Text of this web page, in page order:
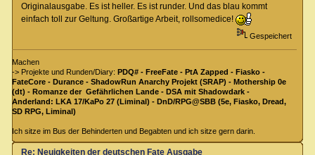
Originalausgabe. Es ist heller. Es ist runder. Und das blau kommt
einfach toll zur Geltung. Großartige Arbeit, rollsomedice!
Gespeichert
Machen
-> Projekte und Runden/Diary: PDQ# - FreeFate - PtA Zapped - Fiasko -
FateCore - Durance - ShadowRun Anarchy Projekt (SRAP) - Mothership 0e
(dt) - Romanze der Gefährlichen Lande - DSA mit Shadowdark -
Anderland: LKA 17/KaPo 27 (Liminal) - DnD/RPG@SBB (5e, Fiasko, Dread,
SD RPG, Liminal)
Ich sitze im Bus der Behinderten und Begabten und ich sitze gern darin.
Re: Neuigkeiten der deutschen Fate Ausgabe